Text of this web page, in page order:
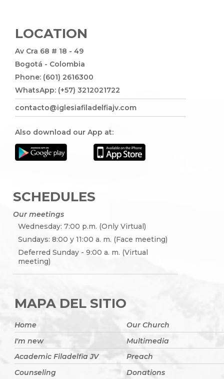
LOCATION
Av Cra 68 # 18 - 49
Bogotá - Colombia
Phone: (601) 2616300
WhatsApp: (+57) 3212021722
contacto@iglesiafiladelfiajv.com
Also download our App at:
SCHEDULES
Our meetings
Wednesday: 7:00 p.m. (Only Virtual)
Sundays: 8:00 y 11:00 a. m. (Face meeting)
Deferred Sunday - 9:00 a. m. (Virtual
meeting)
MAPA DEL SITIO
Home
Our Church
I'm new
Multimedia
Academic Filadelfia JV
Preach
Counseling
Donations